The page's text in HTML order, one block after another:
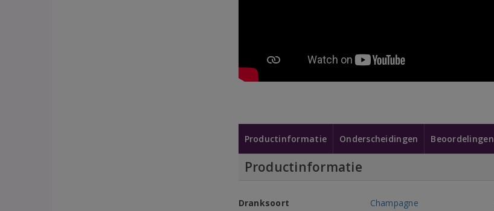
Productinformatie Onderscheidingen Beoordelingen
Productinformatie
Dranksoort
Champagne